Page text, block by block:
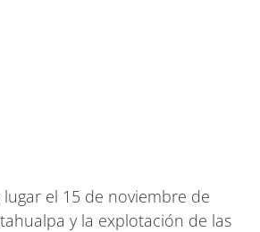
el 15 de noviembre de
y la explotación de las